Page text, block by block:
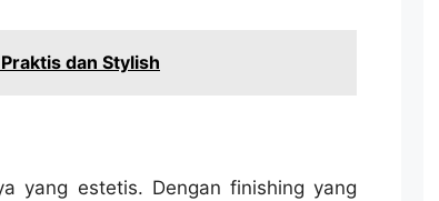
dan Stylish
yang estetis. Dengan finishing yang